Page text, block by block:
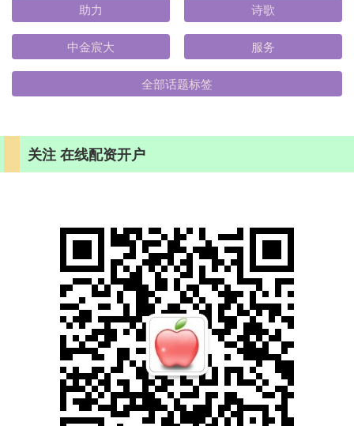
助力 诗歌
中金宸大 服务
全部话题标签
关注 在线配资开户